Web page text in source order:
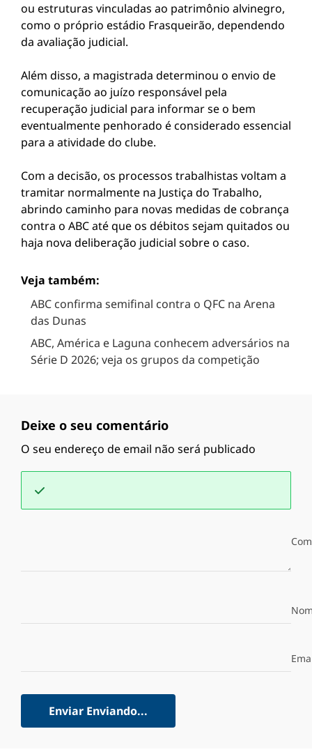
ou estruturas vinculadas ao patrimônio alvinegro,
como o próprio estádio Frasqueirão, dependendo
da avaliação judicial.
Além disso, a magistrada determinou o envio de
comunicação ao juízo responsável pela
recuperação judicial para informar se o bem
eventualmente penhorado é considerado essencial
para a atividade do clube.
Com a decisão, os processos trabalhistas voltam a
tramitar normalmente na Justiça do Trabalho,
abrindo caminho para novas medidas de cobrança
contra o ABC até que os débitos sejam quitados ou
haja nova deliberação judicial sobre o caso.
Veja também:
ABC confirma semifinal contra o QFC na Arena
das Dunas
ABC, América e Laguna conhecem adversários na
Série D 2026; veja os grupos da competição
Deixe o seu comentário
O seu endereço de email não será publicado
Enviar Enviando...